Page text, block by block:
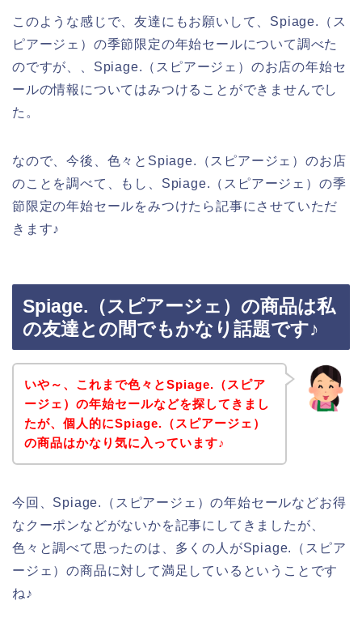
このような感じで、友達にもお願いして、Spiage.（ス
ピアージェ）の季節限定の年始セールについて調べた
のですが、、Spiage.（スピアージェ）のお店の年始セ
ールの情報についてはみつけることができませんでし
た。
なので、今後、色々とSpiage.（スピアージェ）のお店
のことを調べて、もし、Spiage.（スピアージェ）の季
節限定の年始セールをみつけたら記事にさせていただ
きます♪
Spiage.（スピアージェ）の商品は私
の友達との間でもかなり話題です♪
いや～、これまで色々とSpiage.（スピア
ージェ）の年始セールなどを探してきまし
たが、個人的にSpiage.（スピアージェ）
の商品はかなり気に入っています♪
今回、Spiage.（スピアージェ）の年始セールなどお得
なクーポンなどがないかを記事にしてきましたが、
色々と調べて思ったのは、多くの人がSpiage.（スピア
ージェ）の商品に対して満足しているということです
ね♪